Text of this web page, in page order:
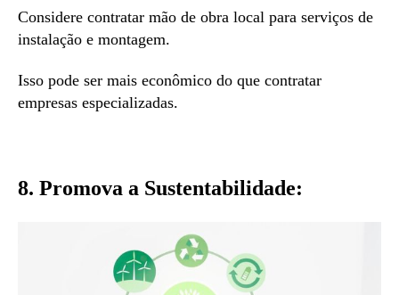
Considere contratar mão de obra local para serviços de
instalação e montagem.
Isso pode ser mais econômico do que contratar
empresas especializadas.
8. Promova a Sustentabilidade: